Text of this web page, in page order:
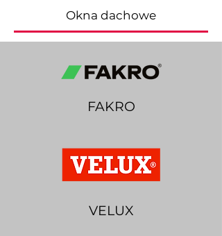
Okna dachowe
FAKRO
VELUX